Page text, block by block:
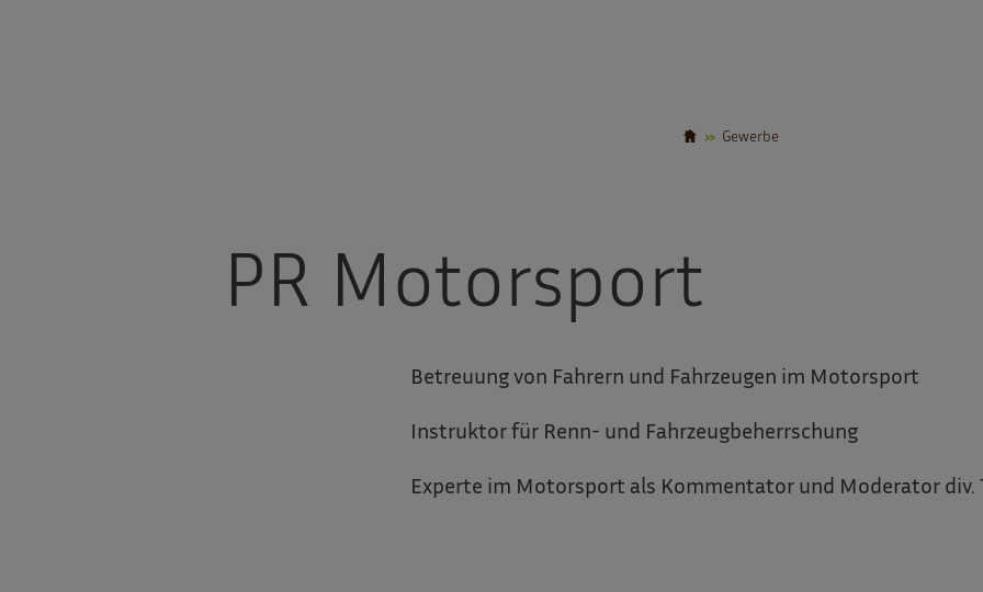
Gewerbe
PR Motorsport
Betreuung von Fahrern und Fahrzeugen im Motorsport
Instruktor für Renn- und Fahrzeugbeherrschung
Experte im Motorsport als Kommentator und Moderator div.